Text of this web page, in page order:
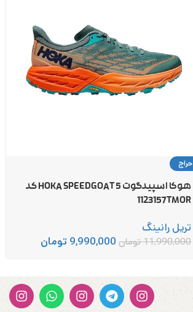
حراج
هوکا اسپیدگوت 5 HOKA SPEEDGOAT کد
1123157TMOR
تریل رانینگ
11,990,000تومان 9,990,000 تومان